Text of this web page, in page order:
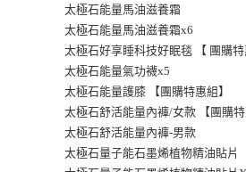
太極石能量馬油滋養霜
太極石能量馬油滋養霜x6
太極石好享睡科技好眠毯 【 團購特
太極石能量氣功襪x5
太極石能量護膝 【團購特惠組】
太極石舒活能量內褲/女款 【團購特
太極石舒活能量內褲-男款
太極石量子能石墨烯植物精油貼片